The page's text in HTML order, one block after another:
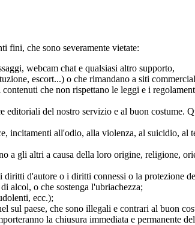
fini, che sono severamente vietate:
webcam chat e qualsiasi altro supporto,
escort...) o che rimandano a siti
che non rispettano le leggi e i
del nostro servizio e al buon costume.
all'odio, alla violenza, al suicidio, al
a gli altri a causa della loro origine, religione,
d'autore o i diritti connessi o la protezione
alcol, o che sostenga l'ubriachezza;
ecc.);
sul paese, che sono illegali e contrari al buon
la chiusura immediata e permanente